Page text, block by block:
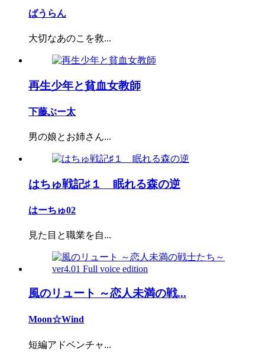
ばうらん
大切なあのこを救...
再生少年と貧血女教師
下藤ぶー太
男の娘とお姉さん...
はちゅ戦記♯１ 眠れる森の逆
はーちゅ02
見た目と職業を自...
風のリュート ～恋人未満の戦...
Moon☆Wind
短編アドベンチャ...